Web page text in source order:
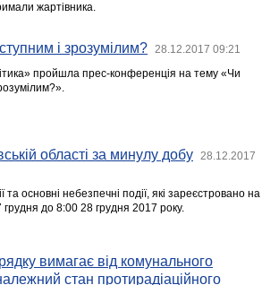
жартівника.
і зрозумілим? 28.12.2017 09:21
пройшла прес-конференція на тему «Чи
області за минулу добу
28.12.2017
та основні небезпечні події, які зареєстровано на
грудня до 8:00 28 грудня 2017 року.
вимагає від комунального
стан протирадіаційного